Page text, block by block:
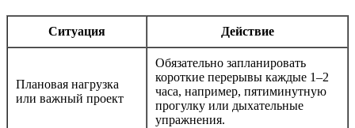
Ситуация Действие
Плановая нагрузка
или важный проект
Обязательно запланировать
короткие перерывы каждые 1–2
часа, например, пятиминутную
прогулку или дыхательные
упражнения.